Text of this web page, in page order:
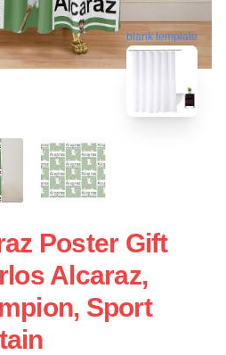
blank template
Poster Gift
Alcaraz,
Sport